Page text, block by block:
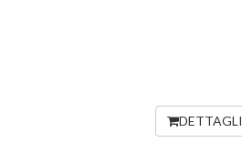
DETTAGLI